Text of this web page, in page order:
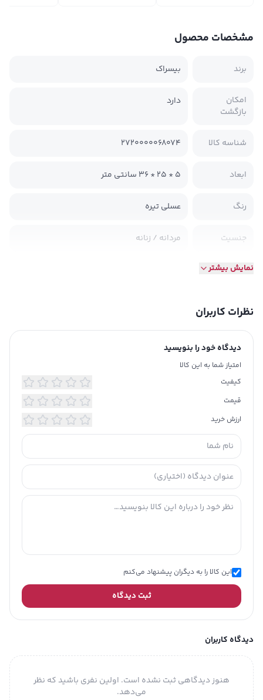
مشخصات محصول
برند بیسراک
امکان
بازگشت
دارد
شناسه کالا 2720000068074
ابعاد ‫5 * 25 * 36 سانتی متر‬
رنگ عسلی تیره
جنسیت مردانه / زنانه
رده سنی
طرح طرحدار
نحوه بسته
شدن
مگنت
تولید شده در
بند و
دستگیره
تاریخ انقضا خیر
توضیحات
تکمیلی
طرح: لیزارد
تعداد جیب بیرونی: دو جیب زیپ‌دار و یک
تعداد جیب داخلی: یک جاکارتی و دو
جاخودکاری
جزئیات مدل: تهیه شده از چرم طبیعی
بادوام، وزن سبک و استحکام بالا، زیپ روان با
نمایش بیشتر
نظرات کاربران
دیدگاه خود را بنویسید
امتیاز شما به این کالا
کیفیت
قیمت
ارزش خرید
این کالا را به دیگران پیشنهاد می‌کنم
ثبت دیدگاه
دیدگاه کاربران
هنوز دیدگاهی ثبت نشده است. اولین نفری باشید که نظر
می‌دهد.